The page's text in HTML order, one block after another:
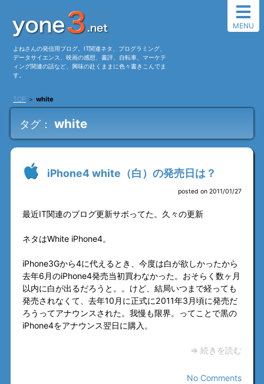
よねさんの発信用ブログ。IT関連ネタ、プログラミング、
データサイエンス、映画の感想、書評、自転車、マーケテ
ィング関連の話など、興味の赴くままに色々書きこんでま
す。
TOP ＞ white
MENU
タグ： white
iPhone4 white（白）の発売日は？
posted on 2011/01/27
最近IT関連のブログ更新サボってた。久々の更新
ネタはWhite iPhone4。
iPhone3Gから4に代えるとき、今度は白が欲しかったから
去年6月のiPhone4発売当初買わなかった。おそらく数ヶ月
以内に白が出るだろうと。。けど、結局いつまで経っても
発売されなくて、去年10月に正式に2011年3月頃に発売だ
ろうってアナウンスされた。我慢も限界。ってことで黒の
iPhone4をアナウンス翌日に購入。
⇒ 続きを読む
No Comments